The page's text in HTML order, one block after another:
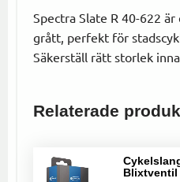
Spectra Slate R 40-622
grått, perfekt för
Säkerställ rätt storlek
Relaterade
Blixtventil